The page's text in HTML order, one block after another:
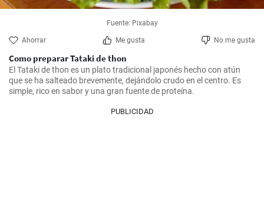
Fuente: Pixabay
Ahorrar Me gusta No me gusta
Como preparar Tataki de thon
El Tataki de thon es un plato tradicional japonés hecho con atún
que se ha salteado brevemente, dejándolo crudo en el centro. Es
PUBLICIDAD